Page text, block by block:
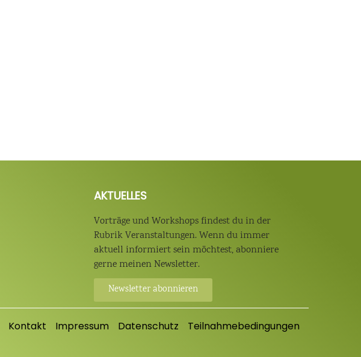
AKTUELLES
Vorträge und Workshops findest du in der
Rubrik Veranstaltungen. Wenn du immer
aktuell informiert sein möchtest, abonniere
gerne meinen Newsletter.
Newsletter abonnieren
Kontakt Impressum Datenschutz Teilnahmebedingungen